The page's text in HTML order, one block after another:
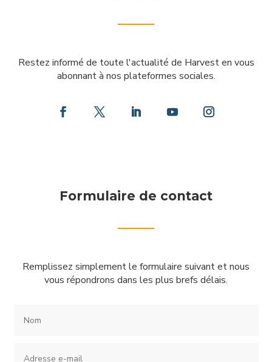
Restez informé de toute l'actualité de Harvest en vous
abonnant à nos plateformes sociales.
Formulaire de contact
Remplissez simplement le formulaire suivant et nous
vous répondrons dans les plus brefs délais.